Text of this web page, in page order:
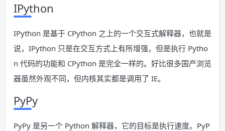
IPython
IPython 是基于 CPython 之上的一个交互式解释器，也就是
说，IPython 只是在交互方式上有所增强，但是执行 Pytho
n 代码的功能和 CPython 是完全一样的。好比很多国产浏览
器虽然外观不同，但内核其实都是调用了 IE。
PyPy
PyPy 是另一个 Python 解释器，它的目标是执行速度。PyP